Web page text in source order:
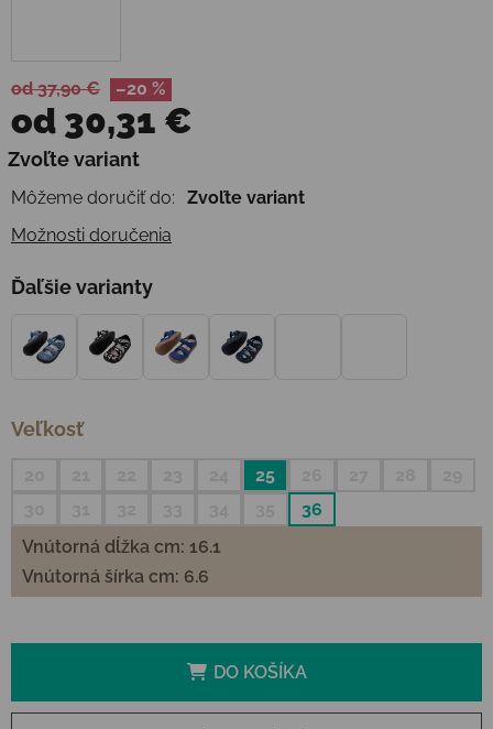
od 37,90 € –20 %
od 30,31 €
Jednotková cena:
Zvoľte variant
Môžeme doručiť do:
Zvoľte variant
Možnosti doručenia
Ďaľšie varianty
Veľkosť
25
36
Vnútorná dĺžka cm: 16.1
Vnútorná šírka cm: 6.6
DO KOŠÍKA